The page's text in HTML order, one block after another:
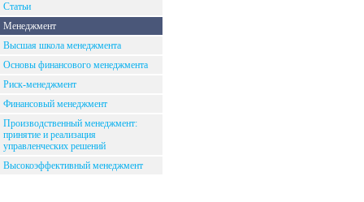
Статьи
Менеджмент
Высшая школа менеджмента
Основы финансового менеджмента
Риск-менеджмент
Финансовый менеджмент
Производственный менеджмент:
принятие и реализация
управленческих решений
Высокоэффективный менеджмент